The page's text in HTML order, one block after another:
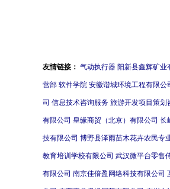
友情链接： 气动执行器 阳新县鑫辉矿业
营部 软件学院 安徽谐城环境工程有限公
司 信息技术咨询服务 旅游开发项目策划
有限公司 皇缘商贸（北京）有限公司 长
技有限公司 博野县泽雨苗木花卉农民专
教育培训学校有限公司 武汉微平台零售
有限公司 南京佳倍盈网络科技有限公司